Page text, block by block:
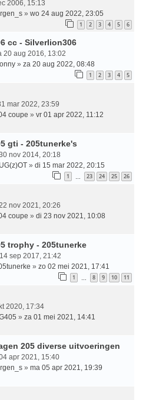
2006, 15:13
» wo 24 aug 2022, 23:05
1 2 3 4 5 6
cc - Silverlion306
20 aug 2016, 13:02
» za 20 aug 2022, 08:48
1 2 3 4 5
mar 2022, 23:59
coupe » vr 01 apr 2022, 11:12
gti - 205tunerke's
nov 2014, 20:18
» di 15 mar 2022, 20:15
1 … 23 24 25 26
nov 2021, 20:26
coupe » di 23 nov 2021, 10:08
trophy - 205tunerke
sep 2017, 21:42
» zo 02 mei 2021, 17:41
1 … 8 9 10 11
2020, 17:34
» za 01 mei 2021, 14:41
205 diverse uitvoeringen
apr 2021, 15:40
» ma 05 apr 2021, 19:39